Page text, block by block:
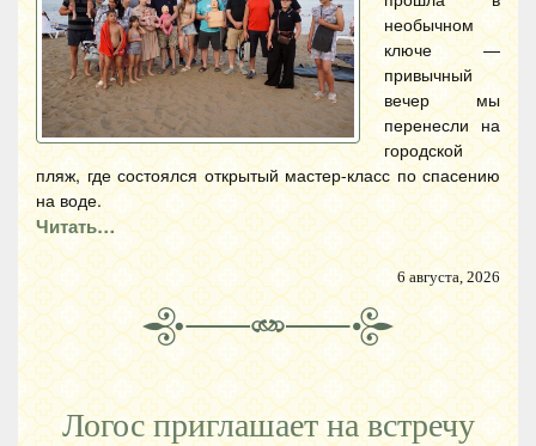
необычном
ключе —
привычный
вечер мы
перенесли на
городской
пляж, где состоялся открытый мастер-класс по спасению
на воде.
Читать…
6 августа, 2026
Логос приглашает на встречу